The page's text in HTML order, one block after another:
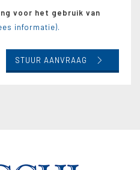
voor het gebruik van
informatie).
STUUR AANVRAAG